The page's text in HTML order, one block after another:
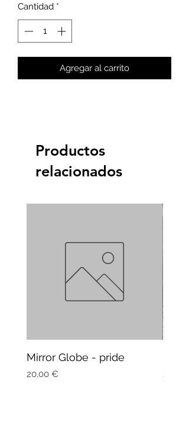
Cantidad *
Agregar al carrito
Productos
relacionados
Mirror Globe - pride
Precio
20,00 € 20,00 €